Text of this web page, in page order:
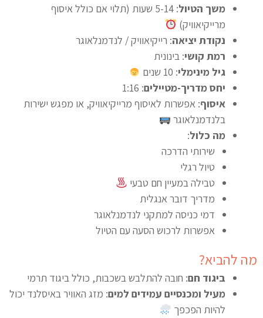
משך הטיול
: 5-14 שעות (תלוי אם כולל איסוף
מרייקיאוויק)
נקודת יציאה: רייקיאוויק / לנדמנלאוגר
רמת קושי: בינונית
גיל מינימלי: 10 שנים
יחס מדריך-מטיילים: 1:16
איסוף: אפשרות לאיסוף מרייקיאוויק, או מפגש ישירות
בלנדמנלאוגר
מה כלול:
שירותי הדרכה
טיול רגלי
טבילה במעיין חם טבעי
מדריך דובר אנגלית
דמי כניסה למתקני לנדמנלאוגר
אפשרות לרכוש הסעה עם הטיול
מה להביא?
ביגוד חם: חובה להתלבש בשכבות, כולל ביגוד תרמי
מעיל ומכנסיים עמידים למים: מזג האוויר באיסלנד יכול
להיות הפכפך